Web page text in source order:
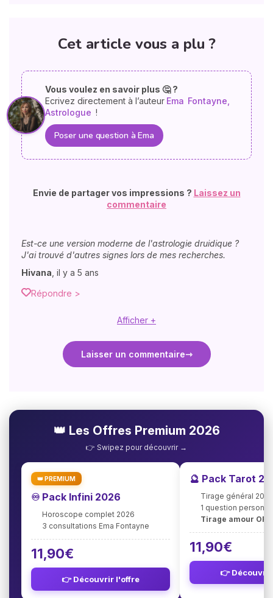
Cet article vous a plu ?
Vous voulez en savoir plus 🤔 ?
Ecrivez directement à l’auteur Ema Fontayne,
Astrologue !
Poser une question à Ema
Envie de partager vos impressions ? Laissez un
commentaire
Est-ce une version moderne de l'astrologie druidique ?
J'ai trouvé d'autres signes lors de mes recherches.
Hivana il y a 5 ans
Répondre >
Afficher +
Laisser un commentaire
👑 Les Offres Premium 2026
👉 Swipez pour découvrir →
👑 PREMIUM
♾️ Pack Infini 2026
Horoscope complet 2026
3 consultations Ema Fontayne
11,90€
👉 Découvrir l'offre
🔮 Pack Tarot
Tirage général 2026
1 question
Tirage amour
11,90€
👉